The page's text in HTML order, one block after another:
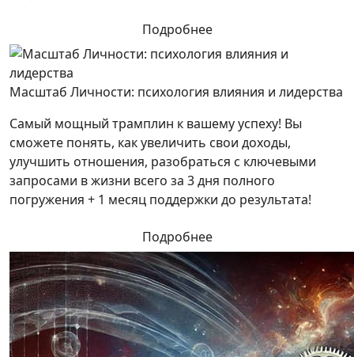
Подробнее
Масштаб Личности: психология влияния и лидерства
Самый мощный трамплин к вашему успеху! Вы
сможете понять, как увеличить свои доходы,
улучшить отношения, разобраться с ключевыми
запросами в жизни всего за 3 дня полного
погружения + 1 месяц поддержки до результата!
Подробнее